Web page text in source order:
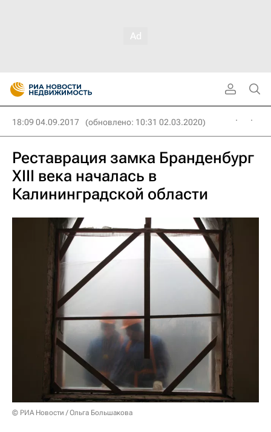
18:09 04.09.2017 (обновлено: 10:31 02.03.2020)
Реставрация замка Бранденбург
XIII века началась в
Калининградской области
© РИА Новости / Ольга Большакова